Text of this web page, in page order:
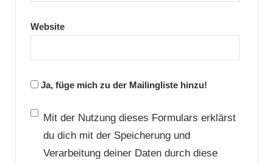
Website
Ja, füge mich zu der Mailingliste hinzu!
Mit der Nutzung dieses Formulars erklärst
du dich mit der Speicherung und
Verarbeitung deiner Daten durch diese